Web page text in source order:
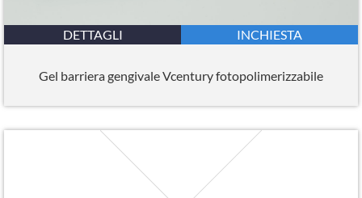
DETTAGLI INCHIESTA
Gel barriera gengivale Vcentury fotopolimerizzabile